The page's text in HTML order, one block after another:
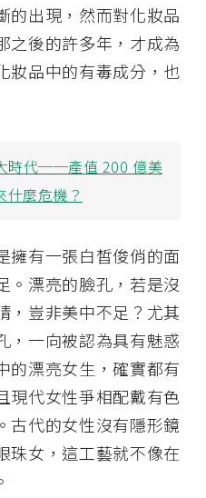
的出現，然而對化妝品
之後的許多年，才成為
妝品中的有毒成分，也
時代──產值 200 億美
什麼危機？
擁有一張白皙俊俏的面
。漂亮的臉孔，若是沒
，豈非美中不足？尤其
，一向被認為具有魅惑
的漂亮女生，確實都有
現代女性爭相配戴有色
古代的女性沒有隱形鏡
珠女，這工藝就不像在